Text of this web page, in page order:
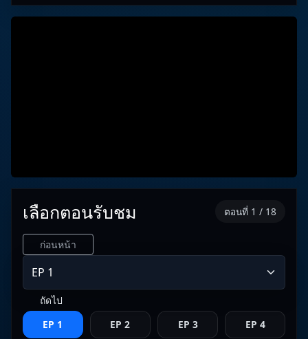
เลือกตอนรับชม ตอนที่ 1 / 18
ก่อนหน้า
ถัดไป
EP 1
EP 2 EP 3 EP 4